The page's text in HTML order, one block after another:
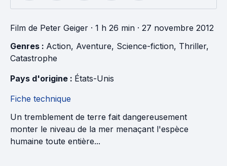
Film de Peter Geiger · 1 h 26 min · 27 novembre 2012
Genres : Action, Aventure, Science-fiction, Thriller,
Catastrophe
Pays d'origine : États-Unis
Fiche technique
Un tremblement de terre fait dangereusement
monter le niveau de la mer menaçant l'espèce
humaine toute entière...